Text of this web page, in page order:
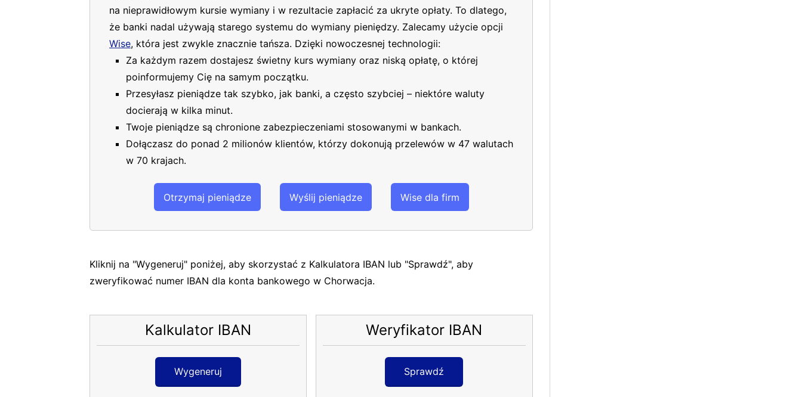
na nieprawidłowym kursie wymiany i w rezultacie zapłacić za ukryte opłaty. To dlatego,
że banki nadal używają starego systemu do wymiany pieniędzy. Zalecamy użycie opcji
Wise, która jest zwykle znacznie tańsza. Dzięki nowoczesnej technologii:
Za każdym razem dostajesz świetny kurs wymiany oraz niską opłatę, o której
poinformujemy Cię na samym początku.
Przesyłasz pieniądze tak szybko, jak banki, a często szybciej – niektóre waluty
docierają w kilka minut.
Twoje pieniądze są chronione zabezpieczeniami stosowanymi w bankach.
Dołączasz do ponad 2 milionów klientów, którzy dokonują przelewów w 47 walutach
w 70 krajach.
Otrzymaj pieniądze Wyślij pieniądze Wise dla firm
Kliknij na "Wygeneruj" poniżej, aby skorzystać z Kalkulatora IBAN lub "Sprawdź", aby
zweryfikować numer IBAN dla konta bankowego w Chorwacja.
Kalkulator IBAN
Wygeneruj
Weryfikator IBAN
Sprawdź